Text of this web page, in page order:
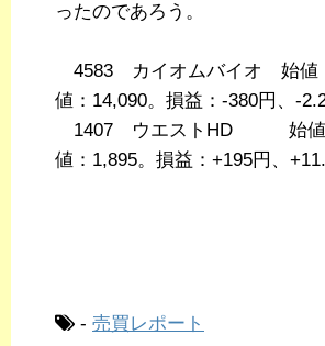
ったのであろう。
4583 カイオムバイオ 始値
値：14,090。損益：-380円、-
1407 ウエストHD 始値
値：1,895。損益：+195円、
- 売買レポート